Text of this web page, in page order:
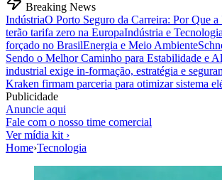
Breaking News
IndústriaO Porto Seguro da Carreira: Por Que
terão tarifa zero na EuropaIndústria e Tecnologia
forçado no BrasilEnergia e Meio Ambiente
Sendo o Melhor Caminho para Estabilidade e
industrial exige in-formação, estratégia e
Kraken firmam parceria para otimizar sistema
Publicidade
Anuncie aqui
Fale com o nosso time comercial
Ver mídia kit ›
Home›Tecnologia